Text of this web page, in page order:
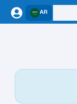
AR